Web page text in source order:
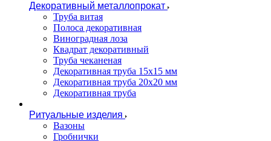
Декоративный металлопрокат
Труба витая
Полоса декоративная
Виноградная лоза
Квадрат декоративный
Труба чеканеная
Декоративная труба 15х15 мм
Декоративная труба 20х20 мм
Декоративная труба
Ритуальные изделия
Вазоны
Гробнички